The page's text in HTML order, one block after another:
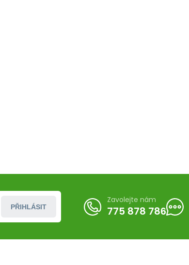
PŘIHLÁSIT
Zavolejte nám
775 878 786